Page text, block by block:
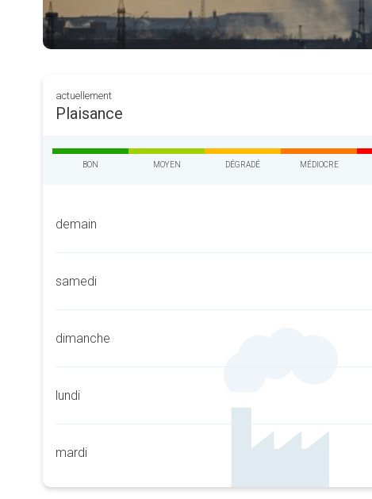
actuellement
Plaisance
BON MOYEN DÉGRADÉ MÉDIOCRE
demain
samedi
dimanche
lundi
mardi